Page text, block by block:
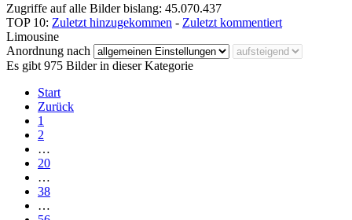
Zugriffe auf alle Bilder bislang: 45.070.437
TOP 10: Zuletzt hinzugekommen - Zuletzt kommentiert
Limousine
Anordnung nach
Es gibt 975 Bilder in dieser Kategorie
Start
Zurück
1
2
…
20
…
38
…